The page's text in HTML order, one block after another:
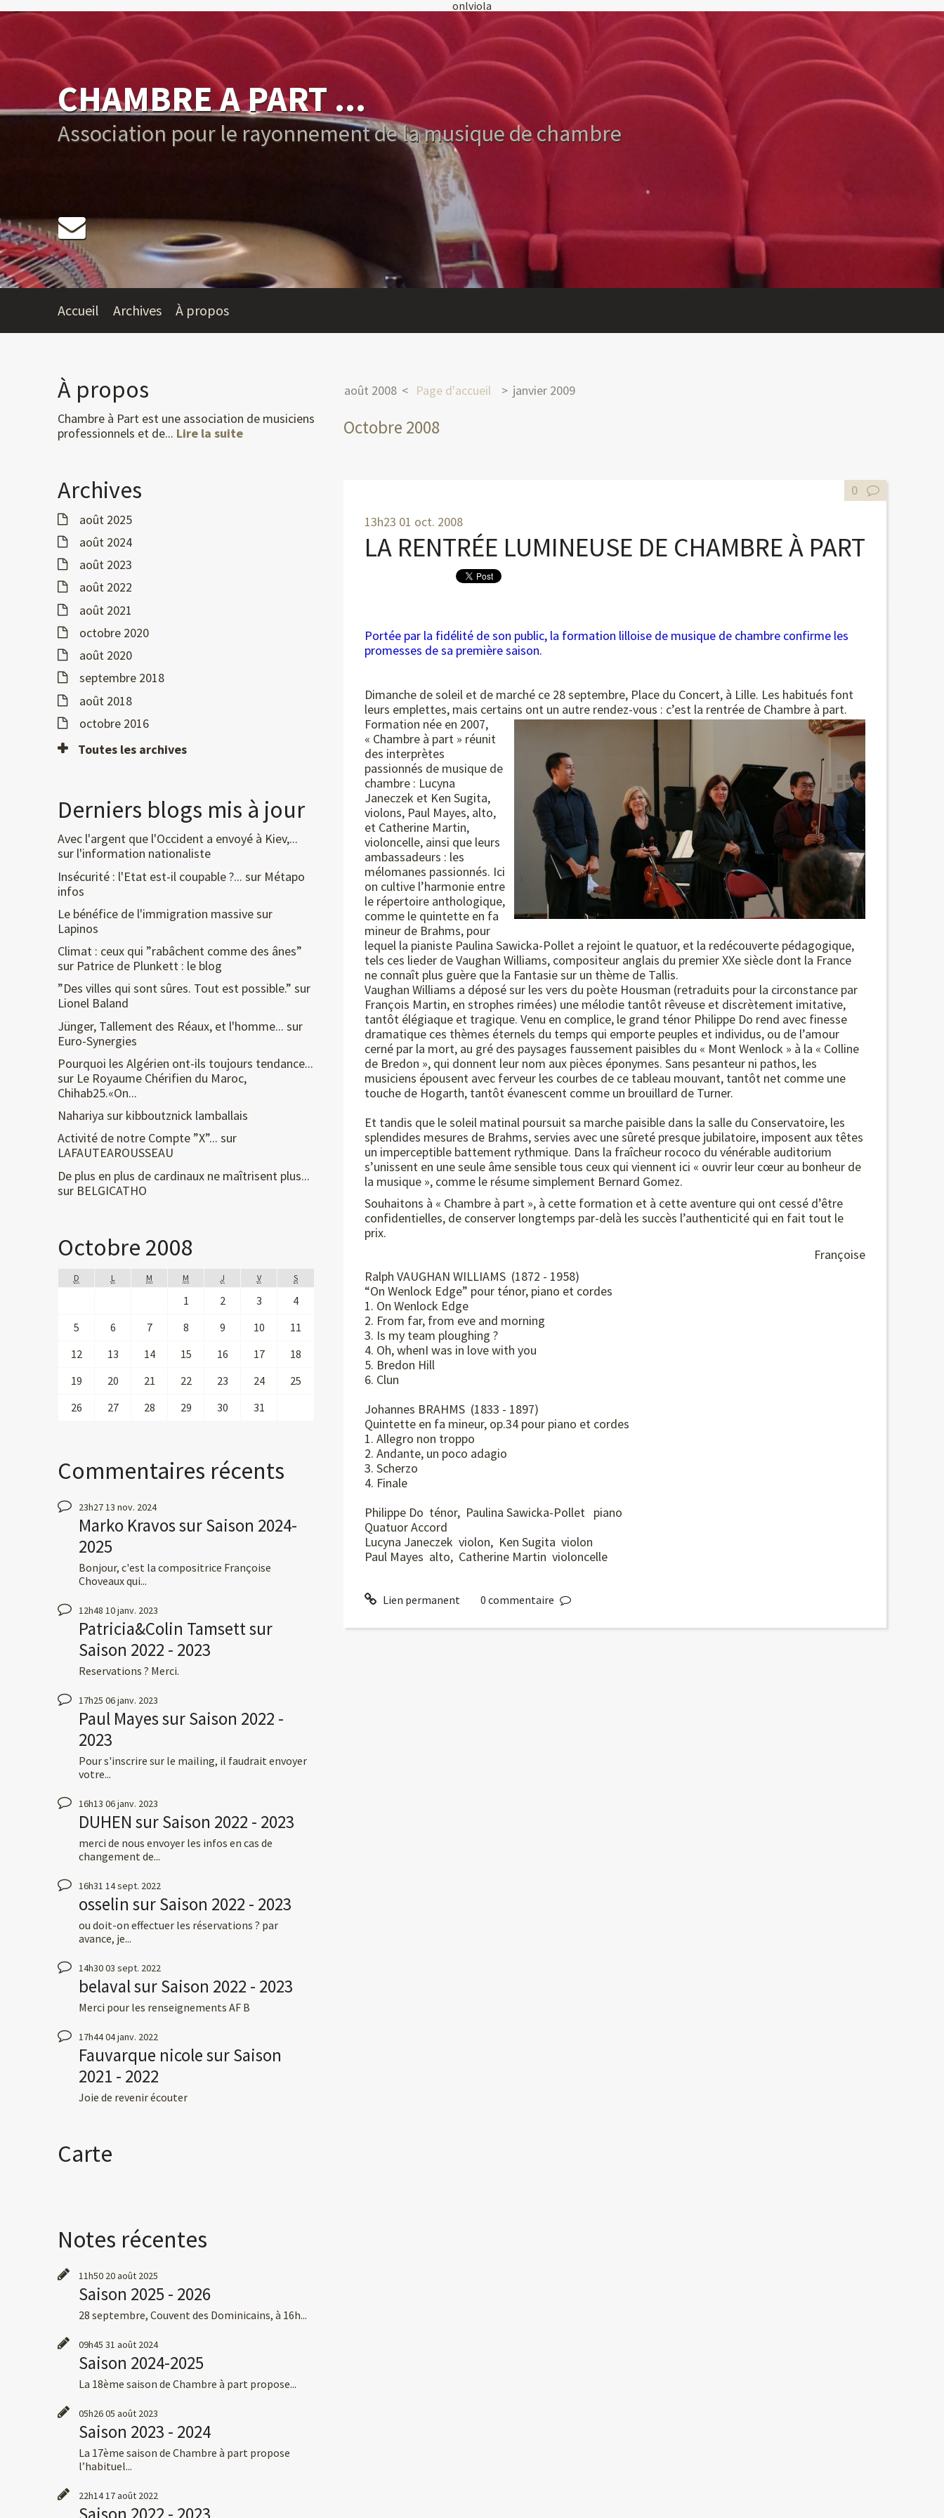
onlviola
CHAMBRE A PART ...
Association pour le rayonnement de la musique de chambre
Accueil Archives À propos
À propos
Chambre à Part est une association de musiciens
professionnels et de... Lire la suite
Archives
août 2025
août 2024
août 2023
août 2022
août 2021
octobre 2020
août 2020
septembre 2018
août 2018
octobre 2016
Toutes les archives
Derniers blogs mis à jour
Avec l'argent que l'Occident a envoyé à Kiev,...
sur l'information nationaliste
Insécurité : l'Etat est-il coupable ?... sur Métapo
infos
Le bénéfice de l'immigration massivesur
Lapinos
Climat : ceux qui ”rabâchent comme des ânes”
sur Patrice de Plunkett : le blog
”Des villes qui sont sûres. Tout est possible.” sur
Lionel Baland
Jünger, Tallement des Réaux, et l'homme... sur
Euro-Synergies
Pourquoi les Algérien ont-ils toujours tendance...
sur Le Royaume Chérifien du Maroc,
Chihab25.«On...
Nahariya sur kibboutznick lamballais
Activité de notre Compte ”X”... sur
LAFAUTEAROUSSEAU
De plus en plus de cardinaux ne maîtrisent plus...
sur BELGICATHO
Octobre 2008
D L M M J V S
1 2 3
4
5
6 7 8 9 10
11
12
13 14 15 16 17
18
19
20 21 22 23 24
25
26
27 28 29 30 31
Commentaires récents
23h27 13 nov. 2024
Marko KravossurSaison 2024-
2025
Bonjour, c'est la compositrice Françoise
Choveaux qui...
12h48 10janv. 2023
Patricia&Colin Tamsettsur
Saison 2022 - 2023
Reservations ? Merci.
17h25 06janv. 2023
Paul MayessurSaison 2022 -
2023
Pour s'inscrire sur le mailing, il faudrait envoyer
votre...
16h13 06janv. 2023
DUHEN surSaison 2022 - 2023
merci de nous envoyer les infos en cas de
changement de...
16h31 14sept. 2022
osselin surSaison 2022 - 2023
ou doit-on effectuer les réservations ? par
avance, je...
14h3003 sept. 2022
belavalsurSaison 2022 - 2023
Merci pour les renseignements AF B
17h4404janv. 2022
Fauvarque nicolesurSaison
2021 - 2022
Joie de revenir écouter
Carte
Notes récentes
11h50 20août 2025
Saison 2025 - 2026
28 septembre, Couvent des Dominicains, à 16h...
09h45 31 août 2024
Saison 2024-2025
La 18ème saison de Chambre à part propose...
05h2605 août 2023
Saison 2023 - 2024
La 17ème saison de Chambre à part propose
l’habituel...
22h1417août 2022
août 2008 Page d'accueil janvier 2009
Octobre 2008
13h23 01 oct. 2008
LA RENTRÉE LUMINEUSE DE CHAMBRE À PART
Portée par la fidélité de son public, la formation lilloise de musique de chambre confirme les
promesses de sa première saison.
Dimanche de soleil et de marché ce 28 septembre, Place du Concert, à Lille. Les habitués font
leurs emplettes, mais certains ont un autre rendez-vous : c’est la rentrée de Chambre à part.
Formation née en 2007,
« Chambre à part » réunit
des interprètes
passionnés de musique de
chambre : Lucyna
Janeczek et Ken Sugita,
violons, Paul Mayes, alto,
et Catherine Martin,
violoncelle, ainsi que leurs
ambassadeurs : les
mélomanes passionnés. Ici
on cultive l’harmonie entre
le répertoire anthologique,
comme le quintette en fa
mineur de Brahms, pour
lequel la pianiste Paulina Sawicka-Pollet a rejoint le quatuor, et la redécouverte pédagogique,
tels ces lieder de Vaughan Williams, compositeur anglais du premier XXe siècle dont la France
ne connaît plus guère que la Fantasie sur un thème de Tallis.
Vaughan Williams a déposé sur les vers du poète Housman (retraduits pour la circonstance par
François Martin, en strophes rimées) une mélodie tantôt rêveuse et discrètement imitative,
tantôt élégiaque et tragique. Venu en complice, le grand ténor Philippe Do rend avec finesse
dramatique ces thèmes éternels du temps qui emporte peuples et individus, ou de l’amour
cerné par la mort, au gré des paysages faussement paisibles du « Mont Wenlock » à la « Colline
de Bredon », qui donnent leur nom aux pièces éponymes. Sans pesanteur ni pathos, les
musiciens épousent avec ferveur les courbes de ce tableau mouvant, tantôt net comme une
touche de Hogarth, tantôt évanescent comme un brouillard de Turner.
Et tandis que le soleil matinal poursuit sa marche paisible dans la salle du Conservatoire, les
splendides mesures de Brahms, servies avec une sûreté presque jubilatoire, imposent aux têtes
un imperceptible battement rythmique. Dans la fraîcheur rococo du vénérable auditorium
s’unissent en une seule âme sensible tous ceux qui viennent ici « ouvrir leur cœur au bonheur de
la musique », comme le résume simplement Bernard Gomez.
Souhaitons à « Chambre à part », à cette formation et à cette aventure qui ont cessé d’être
confidentielles, de conserver longtemps par-delà les succès l’authenticité qui en fait tout le
prix.
Françoise
Ralph VAUGHAN WILLIAMS (1872 - 1958)
“On Wenlock Edge” pour ténor, piano et cordes
1. On Wenlock Edge
2. From far, from eve and morning
3. Is my team ploughing ?
4. Oh, whenI was in love with you
5. Bredon Hill
6. Clun
Johannes BRAHMS (1833 - 1897)
Quintette en fa mineur, op.34 pour piano et cordes
1. Allegro non troppo
2. Andante, un poco adagio
3. Scherzo
4. Finale
Philippe Do ténor, Paulina Sawicka-Pollet piano
Quatuor Accord
Lucyna Janeczek violon, Ken Sugita violon
Paul Mayes alto, Catherine Martin violoncelle
Lien permanent
0
0 commentaire